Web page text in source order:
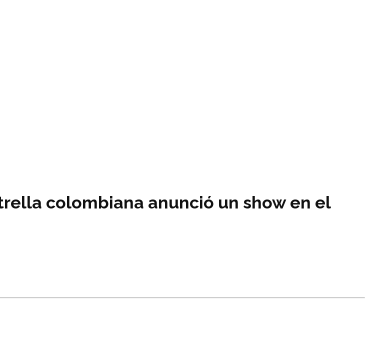
colombiana anunció un show en el